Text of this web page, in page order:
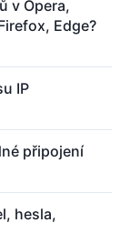
v Opera,
Edge?
IP
připojení
hesla,